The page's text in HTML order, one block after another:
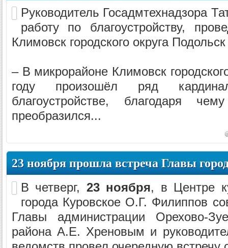
Руководитель Госадмтехнадзора
работу по благоустройству,
Климовск городского округа
– В микрорайоне Климовск
году произошёл ряд
благоустройстве, благодаря
преобразился...
23 ноября прошла встреча Главы
В четверг, 23 ноября, в Центре
города Куровское О.Г. Филиппов
Главы администрации Орехово-
района А.Е. Хреновым и